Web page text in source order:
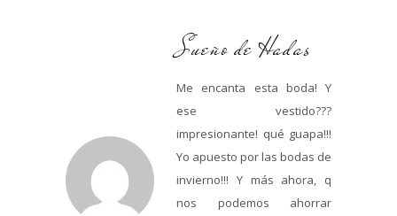
Sueño de Hadas
Me encanta esta boda! Y
ese vestido???
impresionante! qué guapa!!!
Yo apuesto por las bodas de
invierno!!! Y más ahora, q
nos podemos ahorrar